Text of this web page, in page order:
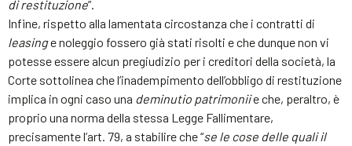
di restituzione”.
Infine, rispetto alla lamentata circostanza che i contratti di
leasinge noleggio fossero già stati risolti e che dunque non vi
potesse essere alcun pregiudizio per i creditori della società, la
Corte sottolinea che l’inadempimento dell’obbligo di restituzione
implica in ogni caso una deminutio patrimoniie che, peraltro, è
proprio una norma della stessa Legge Fallimentare,
precisamente l’art. 79, a stabilire che “se le cose delle quali il